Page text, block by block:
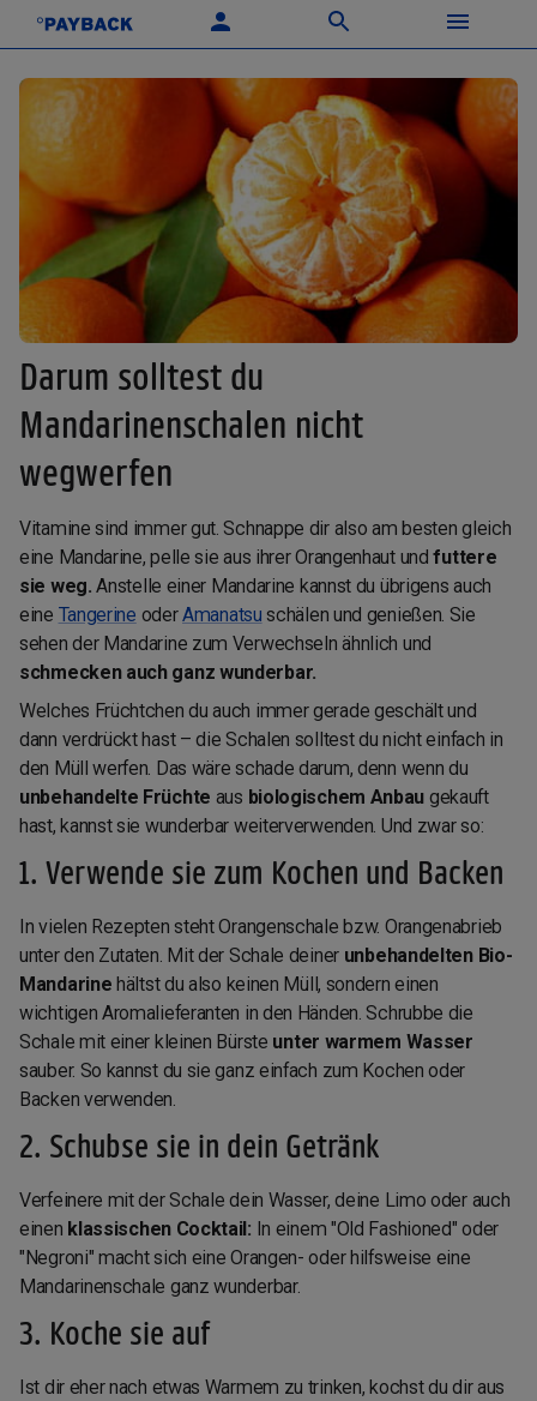
Darum solltest du
Mandarinenschalen nicht
wegwerfen
Vitamine sind immer gut. Schnappe dir also am besten gleich
eine Mandarine, pelle sie aus ihrer Orangenhaut undfuttere
sie weg. Anstelle einer Mandarine kannst du übrigens auch
eine Tangerine oderAmanatsu schälen und genießen. Sie
sehen der Mandarine zum Verwechseln ähnlich und
schmecken auch ganz wunderbar.
Welches Früchtchen du auch immer gerade geschält und
dann verdrückt hast – die Schalen solltest du nicht einfach in
den Müll werfen. Das wäre schade darum, denn wenn du
unbehandelte Früchte aus biologischem Anbau gekauft
hast, kannst sie wunderbar weiterverwenden. Und zwar so:
1. Verwende sie zum Kochen und Backen
In vielen Rezepten steht Orangenschale bzw. Orangenabrieb
unter den Zutaten. Mit der Schale deiner unbehandelten Bio-
Mandarine hältst du also keinen Müll, sondern einen
wichtigen Aromalieferanten in den Händen. Schrubbe die
Schale mit einer kleinen Bürste unter warmem Wasser
sauber. So kannst du sie ganz einfach zum Kochen oder
Backen verwenden.
2. Schubse sie in dein Getränk
Verfeinere mit der Schale dein Wasser, deine Limo oder auch
einen klassischen Cocktail: In einem "Old Fashioned" oder
"Negroni" macht sich eine Orangen- oder hilfsweise eine
Mandarinenschale ganz wunderbar.
3. Koche sie auf
Ist dir eher nach etwas Warmem zu trinken, kochst du dir aus